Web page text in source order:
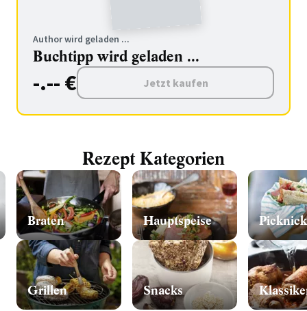
Author wird geladen ...
Buchtipp wird geladen ...
-.-- € Jetzt kaufen
Rezept Kategorien
Braten
Grillen
Hauptspeise
Snacks
Picknick